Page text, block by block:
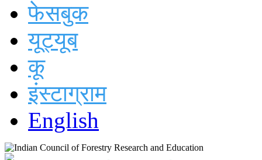
फेसबुक
यूट्यूब
कू
इंस्टाग्राम
English